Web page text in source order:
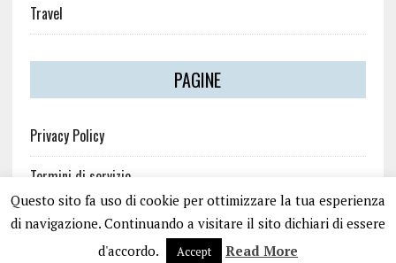
Travel
PAGINE
Privacy Policy
Termini di servizio
COPYRIGHT 2026 | MH NEWSDESK LITE BYMH THEMES
Questo sito fa uso di cookie per ottimizzare la tua esperienza
di navigazione. Continuando a visitare il sito dichiari di essere
d'accordo.
Accept Read More